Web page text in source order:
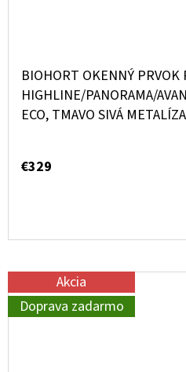
BIOHORT OKENNÝ PRVOK
HIGHLINE/PANORAMA/
ECO, TMAVO SIVÁ METALÍZA
€329
Akcia
Doprava zadarmo